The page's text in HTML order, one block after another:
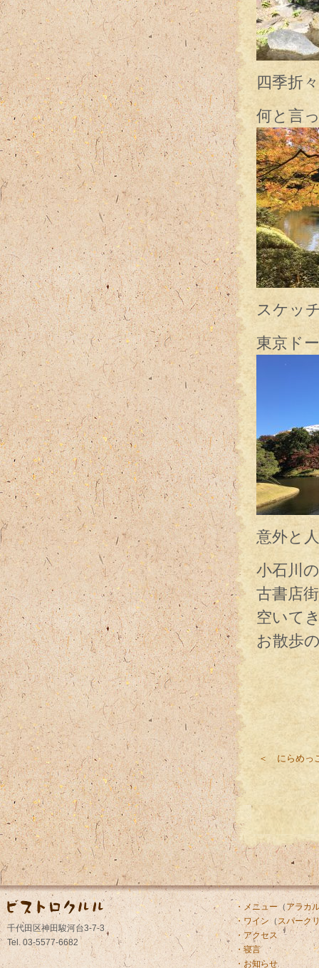
四季折
何と言
スケッ
東京ド
意外と
小石川
古書店
空いて
お散歩
＜ にらめっ
千代田区神田駿河台3-7-3
Tel. 03-5577-6682
・メニュー（ アラカ
・ワイン （スパーク
・アクセス
・寝言
・お知らせ